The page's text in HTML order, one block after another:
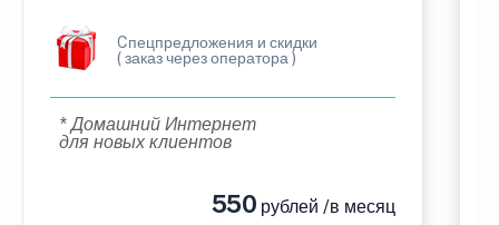
Cпецпредложения и скидки
( заказ через оператора )
* Домашний Интернет
для новых клиентов
550 рублей /в месяц